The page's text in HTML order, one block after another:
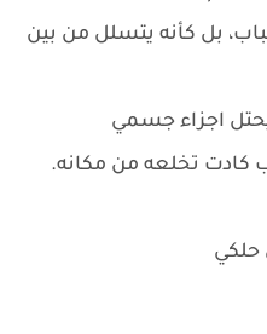
بل كأنه يتسلل من بين
اجزاء جسمي
كادت تخلعه من مكانه.
حلكي